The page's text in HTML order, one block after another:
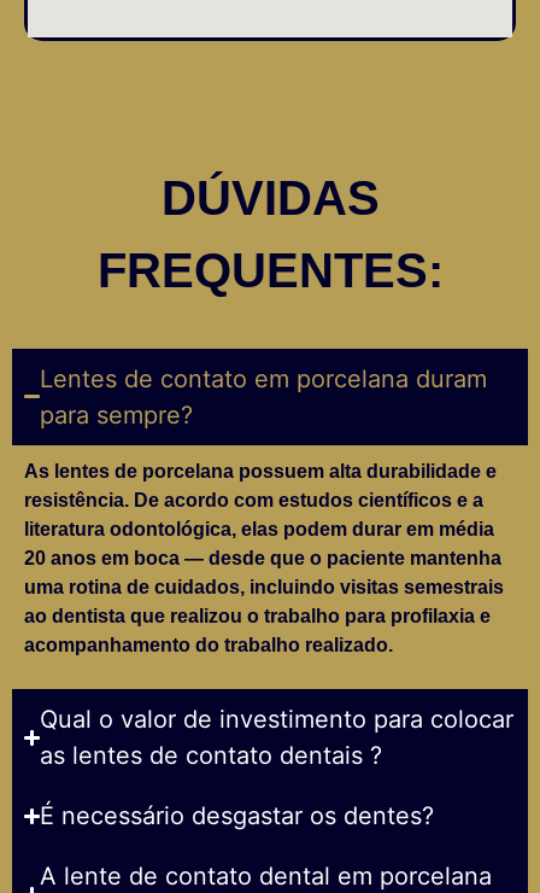
DÚVIDAS
FREQUENTES:
Lentes de contato em porcelana duram
para sempre?
As lentes de porcelana possuem alta durabilidade e
resistência. De acordo com estudos científicos e a
literatura odontológica, elas podem durar em média
20 anos em boca — desde que o paciente mantenha
uma rotina de cuidados, incluindo visitas semestrais
ao dentista que realizou o trabalho para profilaxia e
acompanhamento do trabalho realizado.
Qual o valor de investimento para colocar
as lentes de contato dentais ?
É necessário desgastar os dentes?
A lente de contato dental em porcelana